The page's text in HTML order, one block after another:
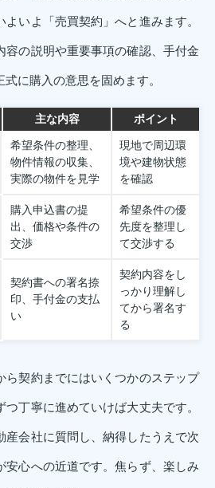
いよ「売買契約」へと進みます。
容の説明や重要事項の確認、手付金
に購入の意思を固めます。
主な内容 ポイント
希望条件の整理、
物件情報の収集、
実際の物件を見学
現地で周辺環
境や建物状態
を確認
購入申込書の提
出、価格や条件の
交渉
希望条件の優
先度を整理し
て交渉する
契約書への署名捺
印、手付金の支払
い
契約内容をし
っかり理解し
てから署名す
る
ら契約までにはいくつかのステップ
丁寧に進めていけば大丈夫です。
産会社に質問し、納得したうえで次
安心への近道です。焦らず、楽しみ